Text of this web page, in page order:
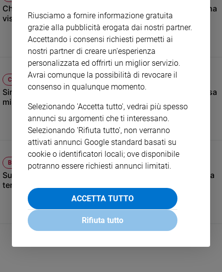
e
giovani
Adolescenza
Vai
Riflessioni
Foto
Video
Podcast
Privacy
Chi è Raffaella Griggi, la giornalista che condurrà “Chi l’ha
visto?” dopo Federica Sciarelli
CHIESA
Sinodo, arriva il “termometro” delle diocesi: così la Chiesa
misurerà quanto sta cambiando
BIOETICA
Suicidio assistito, l’Emilia Romagna approva la legge: è la
terza Regione in Italia dopo Toscana e Sardegna
Riusciamo a fornire informazione gratuita
grazie alla pubblicità erogata dai nostri partner.
Accettando i consensi richiesti permetti ai
nostri partner di creare un'esperienza
personalizzata ed offrirti un miglior servizio.
Avrai comunque la possibilità di revocare il
consenso in qualunque momento.
Selezionando 'Accetta tutto', vedrai più spesso
annunci su argomenti che ti interessano.
Selezionando 'Rifiuta tutto', non verranno
attivati annunci Google standard basati su
cookie o identificatori locali; ove disponibile
potranno essere richiesti annunci limitati.
ACCETTA TUTTO
Rifiuta tutto